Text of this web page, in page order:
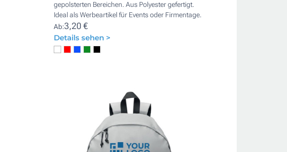
gepolsterten Bereichen. Aus Polyester gefertigt.
Ideal als Werbeartikel für Events oder Firmentage.
Ab:3,20 €
Details sehen >